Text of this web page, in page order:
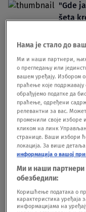
"Gde
šeta
Kakav
pred
Нама је стало до
Ми и наши партнери,
о прегледању или
вашем уређају. Избором
праћење које
обрађујемо податке да
праћење, одређени
релевантни за вас.
променили своје изборе
кликом на линк
странице. Ваши избори
локација. За више
информација о вашој
Ми и наши партнери
обезбедили:
Коришћење података о
карактеристика
информацијама на